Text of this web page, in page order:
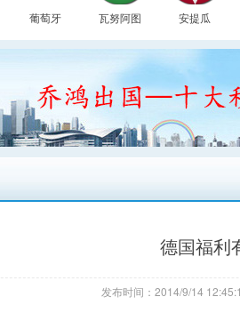
葡萄牙 瓦努阿图 安提瓜
德国福利
发布时间：2014/9/14